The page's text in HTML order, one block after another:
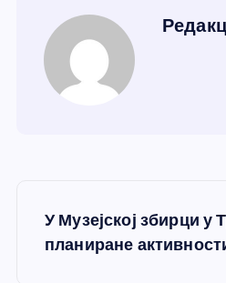
У Музејској збирци
планиране